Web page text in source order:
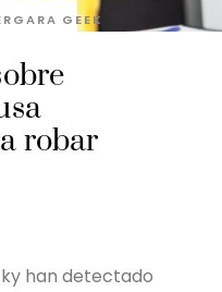
robar
GEEK
han detectado